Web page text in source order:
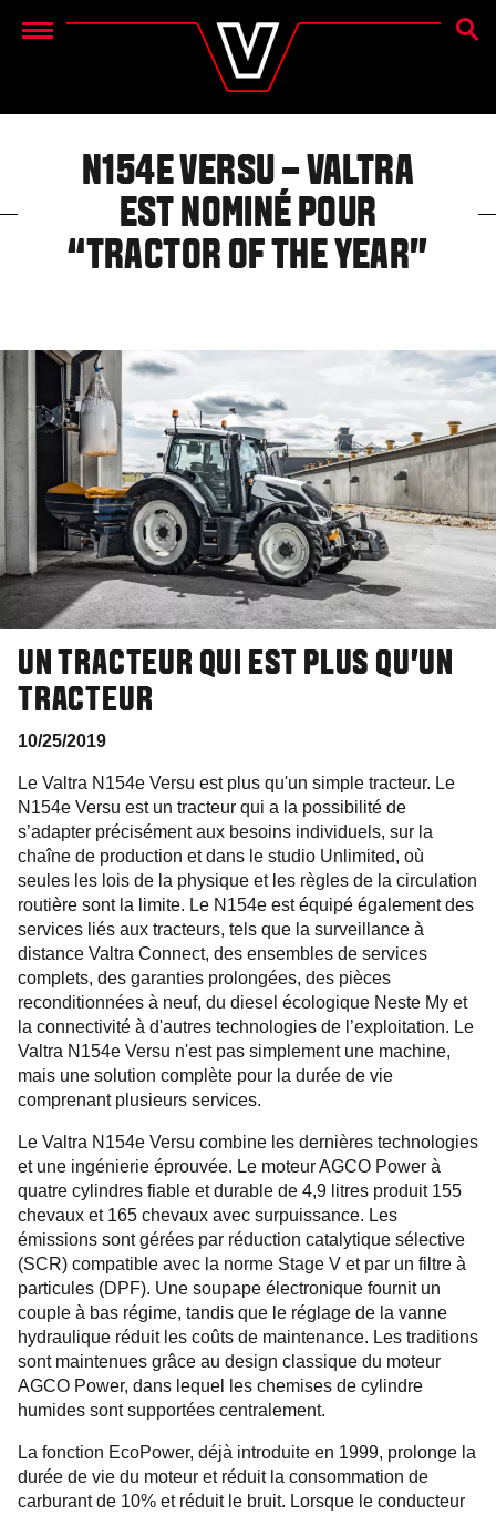
Menu
N154E VERSU – VALTRA
EST NOMINÉ POUR
“TRACTOR OF THE YEAR”
UN TRACTEUR QUI EST PLUS QU’UN
TRACTEUR
10/25/2019
Le Valtra N154e Versu est plus qu'un simple tracteur. Le
N154e Versu est un tracteur qui a la possibilité de
s’adapter précisément aux besoins individuels, sur la
chaîne de production et dans le studio Unlimited, où
seules les lois de la physique et les règles de la circulation
routière sont la limite. Le N154e est équipé également des
services liés aux tracteurs, tels que la surveillance à
distance Valtra Connect, des ensembles de services
complets, des garanties prolongées, des pièces
reconditionnées à neuf, du diesel écologique Neste My et
la connectivité à d'autres technologies de l’exploitation. Le
Valtra N154e Versu n'est pas simplement une machine,
mais une solution complète pour la durée de vie
comprenant plusieurs services.
Le Valtra N154e Versu combine les dernières technologies
et une ingénierie éprouvée. Le moteur AGCO Power à
quatre cylindres fiable et durable de 4,9 litres produit 155
chevaux et 165 chevaux avec surpuissance. Les
émissions sont gérées par réduction catalytique sélective
(SCR) compatible avec la norme Stage V et par un filtre à
particules (DPF). Une soupape électronique fournit un
couple à bas régime, tandis que le réglage de la vanne
hydraulique réduit les coûts de maintenance. Les traditions
sont maintenues grâce au design classique du moteur
AGCO Power, dans lequel les chemises de cylindre
humides sont supportées centralement.
La fonction EcoPower, déjà introduite en 1999, prolonge la
durée de vie du moteur et réduit la consommation de
carburant de 10% et réduit le bruit. Lorsque le conducteur